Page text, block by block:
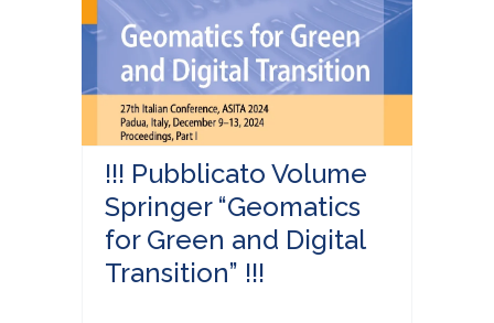
!!! Pubblicato Volume
Springer “Geomatics
for Green and Digital
Transition” !!!